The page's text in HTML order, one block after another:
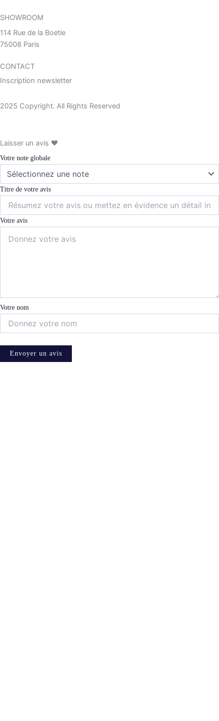
SHOWROOM
114 Rue de la Boetie
75008 Paris
CONTACT
Inscription newsletter
2025 Copyright. All Rights Reserved
Laisser un avis ❤︎
Votre note globale
Titre de votre avis
Votre avis
Votre nom
Envoyer un avis